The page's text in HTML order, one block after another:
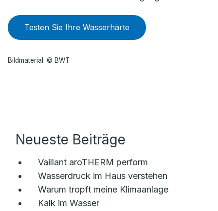
Testen Sie Ihre Wasserhärte
Bildmaterial: © BWT
Neueste Beiträge
Vaillant aroTHERM perform
Wasserdruck im Haus verstehen
Warum tropft meine Klimaanlage
Kalk im Wasser